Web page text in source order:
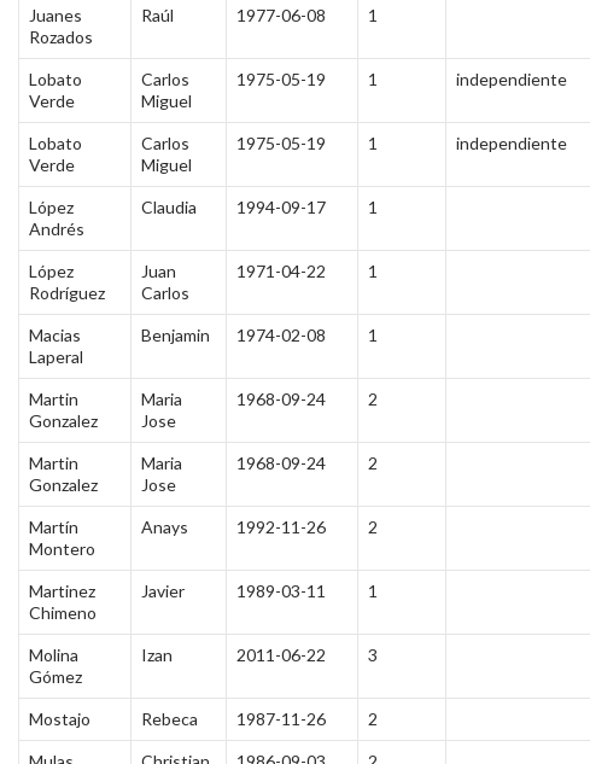
Juanes
Rozados
Raúl 1977-06-08 1
Lobato
Verde
Carlos
Miguel
1975-05-19 1 independiente
Lobato
Verde
Carlos
Miguel
1975-05-19 1 independiente
López
Andrés
Claudia 1994-09-17 1
López
Rodríguez
Juan
Carlos
1971-04-22 1
Macias
Laperal
Benjamin 1974-02-08 1
Martin
Gonzalez
Maria
Jose
1968-09-24 2
Martin
Gonzalez
Maria
Jose
1968-09-24 2
Martín
Montero
Anays 1992-11-26 2
Martinez
Chimeno
Javier 1989-03-11 1
Molina
Gómez
Izan 2011-06-22 3
Mostajo Rebeca 1987-11-26 2